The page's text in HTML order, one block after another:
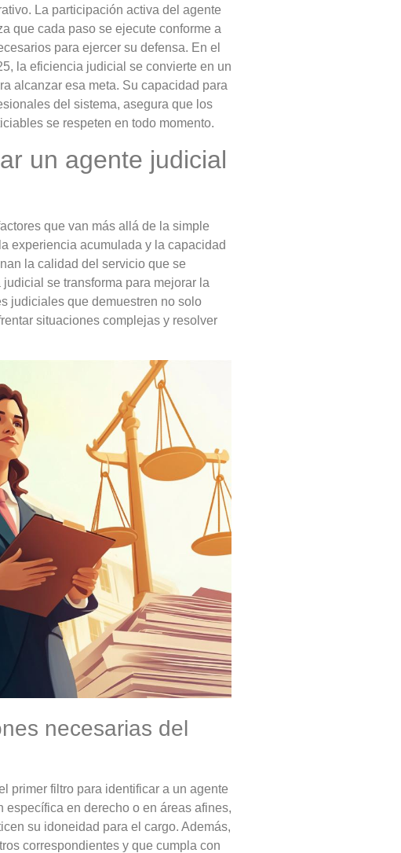
La participación activa del agente
que cada paso se ejecute conforme a
para ejercer su defensa. En el
la eficiencia judicial se convierte en un
alcanzar esa meta. Su capacidad para
del sistema, asegura que los
se respeten en todo momento.
un agente judicial
que van más allá de la simple
experiencia acumulada y la capacidad
la calidad del servicio que se
se transforma para mejorar la
judiciales que demuestren no solo
situaciones complejas y resolver
necesarias del
primer filtro para identificar a un agente
en derecho o en áreas afines,
su idoneidad para el cargo. Además,
correspondientes y que cumpla con